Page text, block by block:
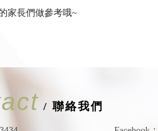
家長們做參考哦~
/ 聯絡我們